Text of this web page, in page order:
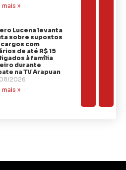
mais »
Lucena levanta
sobre supostos
cargos com
de até R$ 15
à família
durante
na TV Arapuan
2026
mais »